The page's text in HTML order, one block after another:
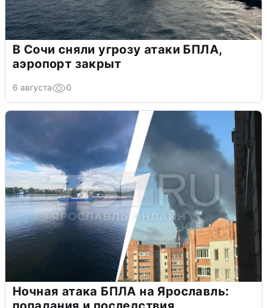
В Сочи сняли угрозу атаки БПЛА,
аэропорт закрыт
6 августа 0
Ночная атака БПЛА на Ярославль: